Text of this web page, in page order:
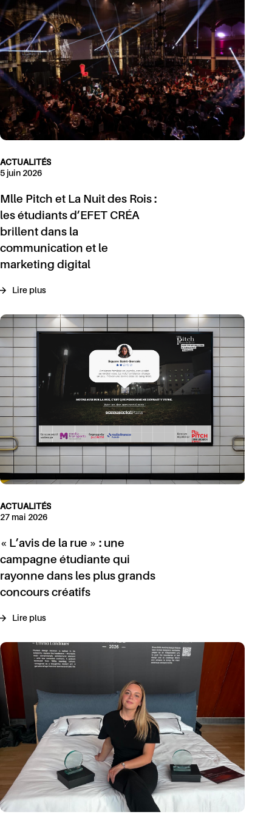
ACTUALITÉS
5 juin 2026
Mlle Pitch et La Nuit des Rois :
les étudiants d’EFET CRÉA
brillent dans la
communication et le
marketing digital
Lire plus
ACTUALITÉS
27 mai 2026
« L’avis de la rue » : une
campagne étudiante qui
rayonne dans les plus grands
concours créatifs
Lire plus